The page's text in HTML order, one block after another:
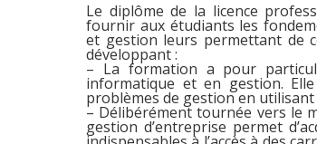
Le diplôme de la licence
fournir aux étudiants les
et gestion leurs permettant de
développant :
– La formation a pour
informatique et en gestion.
problèmes de gestion en
– Délibérément tournée vers le
gestion d’entreprise permet